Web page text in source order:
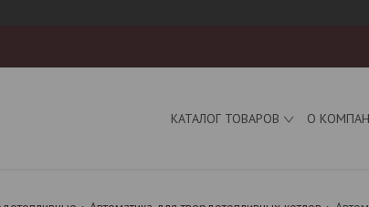
КАТАЛОГ ТОВАРОВ О